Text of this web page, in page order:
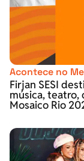
Acontece no
Firjan SESI
música, teatro,
Mosaico Rio